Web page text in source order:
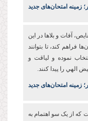
زمینه امتحان‌های جدید
آفات و بلاها در اين
فراهم کند، تا بتوانند
نموده و لياقت و
الهي را پيدا کنند.
زمینه امتحان‌های جدید
از يک سو اهتمام به